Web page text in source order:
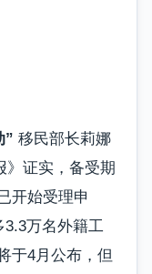
” 移民部长莉娜
》证实，备受期
开始受理申
3.3万名外籍工
于4月公布，但